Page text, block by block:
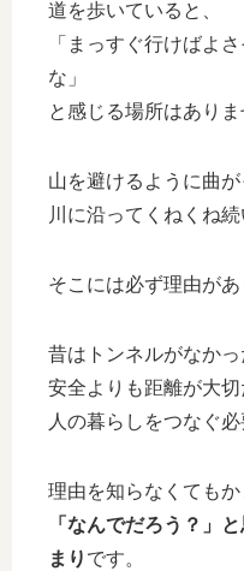
道を歩いていると、
「まっすぐ行けばよ
な」
と感じる場所はありま
山を避けるように曲が
川に沿ってくねくね続
そこには必ず理由があ
昔はトンネルがなかっ
安全よりも距離が大切
人の暮らしをつなぐ必
理由を知らなくてもか
「なんでだろう？」
まり です。